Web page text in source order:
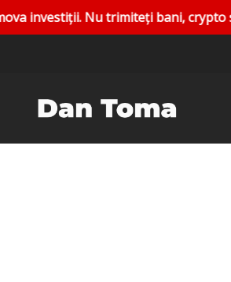
Nu trimiteți bani, crypto